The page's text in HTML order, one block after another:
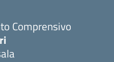
Comprensivo